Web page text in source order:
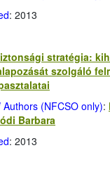
: 2013
stratégia:
szolgáló
Authors (NFCSO only):
Barbara
: 2013